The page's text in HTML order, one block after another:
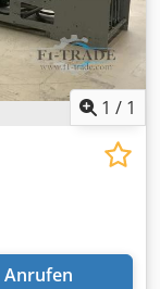
1 / 1
Anrufen